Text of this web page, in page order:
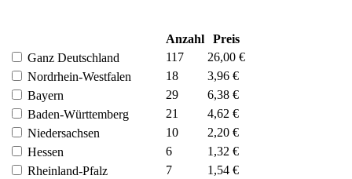
Anzahl
Preis
Ganz Deutschland
117
26,00 €
Nordrhein-Westfalen
18
3,96 €
Bayern
29
6,38 €
Baden-Württemberg
21
4,62 €
Niedersachsen
10
2,20 €
Hessen
6
1,32 €
Rheinland-Pfalz
7
1,54 €